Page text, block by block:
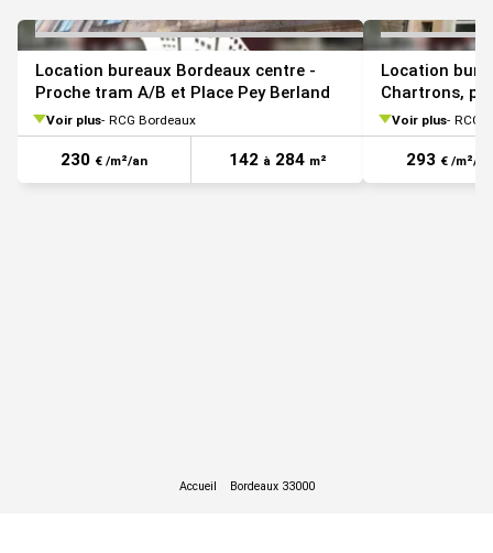
Location bureaux Bordeaux centre -
Proche tram A/B et Place Pey Berland
Voir plus RCG Bordeaux
230 € /m²/an 142 à284 m²
Location
Chartrons,
Voir plus RCG
293 € /m²/an